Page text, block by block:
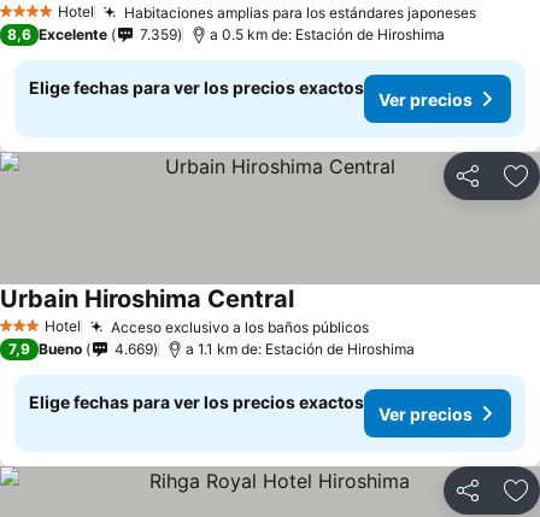
4 EstrellasHotel Habitaciones amplias para los estándares japonesesVer
8,6 Excelente 7.359 a 0.5 km de: Estación de Hiroshima
Elige fechas para ver los precios exactos
Ver precios
Compartir
3 Estrellas
Hotel Acceso exclusivo a los baños públicosVer precios
Urbain Hiroshima CentralVer precios
7,9 Bueno 4.669 a 1.1 km de: Estación de Hiroshima
Elige fechas para ver los precios exactos
Ver precios
Compartir